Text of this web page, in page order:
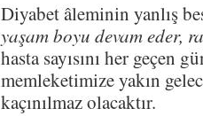
Diyabet âleminin yanlış
yaşam boyu devam eder,
hasta sayısını her geçen
memleketimize yakın
kaçınılmaz olacaktır.